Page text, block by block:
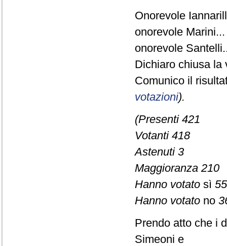
Onorevole
onorevole
onorevole
Dichiaro chiusa la
Comunico il
votazioni).
(Presenti 421
Votanti 418
Astenuti 3
Maggioranza 210
Hanno votato sì 55
Hanno votato no
Prendo atto che i
Simeoni e